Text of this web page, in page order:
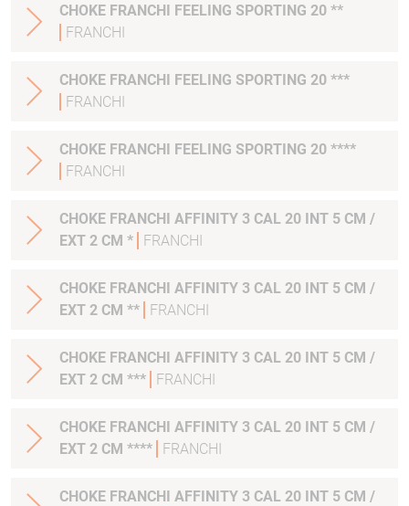
CHOKE FRANCHI FEELING SPORTING 20 **
FRANCHI
CHOKE FRANCHI FEELING SPORTING 20 ***
FRANCHI
CHOKE FRANCHI FEELING SPORTING 20 ****
FRANCHI
CHOKE FRANCHI AFFINITY 3 CAL 20 INT 5 CM /
EXT 2 CM *
FRANCHI
CHOKE FRANCHI AFFINITY 3 CAL 20 INT 5 CM /
EXT 2 CM **
FRANCHI
CHOKE FRANCHI AFFINITY 3 CAL 20 INT 5 CM /
EXT 2 CM ***
FRANCHI
CHOKE FRANCHI AFFINITY 3 CAL 20 INT 5 CM /
EXT 2 CM ****
FRANCHI
CHOKE FRANCHI AFFINITY 3 CAL 20 INT 5 CM /